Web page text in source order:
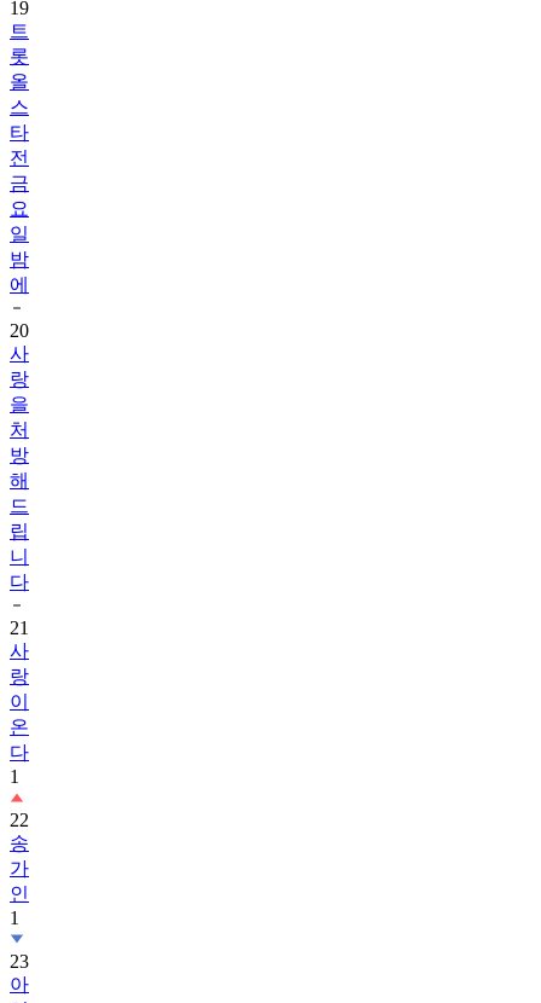
롯
올
스
타
전
금
요
일
밤
에
20
사
랑
을
처
방
해
드
립
니
다
21
사
랑
이
온
다
1
22
송
가
인
1
23
아
이
유